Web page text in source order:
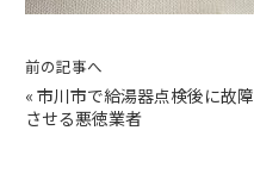
前の記事へ
« 市川市で給湯器点検後に故障
させる悪徳業者